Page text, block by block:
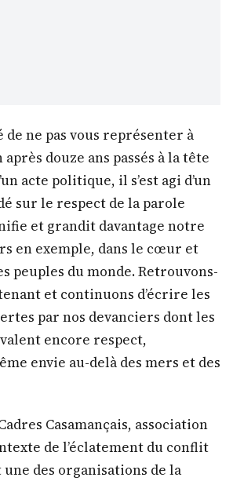
de ne pas vous représenter à
douze ans passés à la tête
acte politique, il s’est agi d’un
sur le respect de la parole
et grandit davantage notre
en exemple, dans le cœur et
peuples du monde. Retrouvons-
et continuons d’écrire les
par nos devanciers dont les
encore respect,
envie au-delà des mers et des
Casamançais, association
de l’éclatement du conflit
une des organisations de la